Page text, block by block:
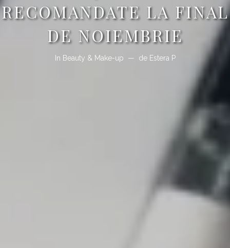
RECOMANDATE LA FINAL
DE NOIEMBRIE
In Beauty & Make-up de Estera P